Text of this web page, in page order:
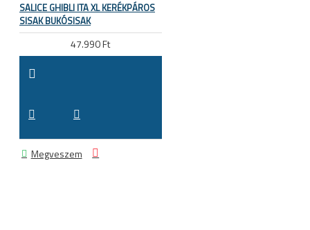
SALICE GHIBLI ITA XL KERÉKPÁROS
SISAK BUKÓSISAK
47.990 Ft
Megveszem